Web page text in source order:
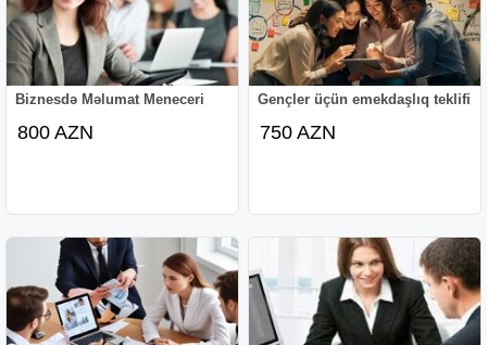
Biznesdə Məlumat Meneceri
800 AZN
Gençler üçün emekdaşlıq teklifi
750 AZN